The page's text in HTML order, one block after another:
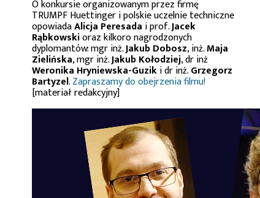
O konkursie organizowanym przez firmę
TRUMPF Huettinger i polskie uczelnie techniczne
opowiadaAlicja Peresada i prof.Jacek
Rąbkowskioraz kilkoro nagrodzonych
dyplomantów: mgr inż.Jakub Dobosz, inż.Maja
Zielińska, mgr inż.Jakub Kołodziej, dr inż
Weronika Hryniewska-Guziki dr inż.Grzegorz
Bartyzel.Zapraszamy do obejrzenia filmu!
[materiał redakcyjny]